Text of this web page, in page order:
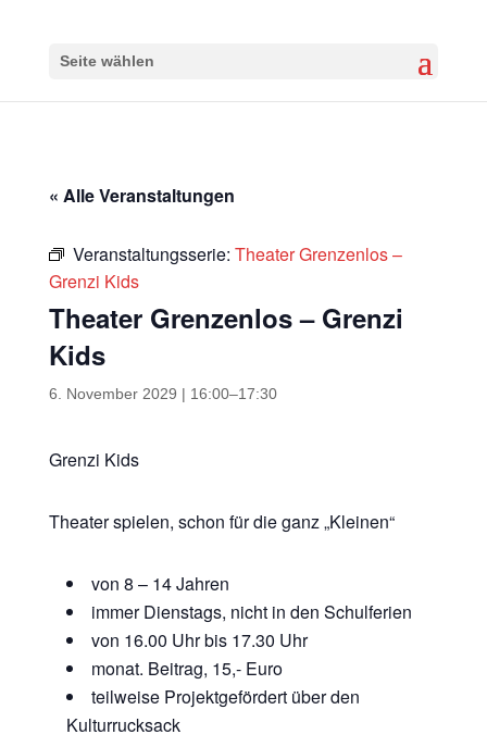
Seite wählen
« Alle Veranstaltungen
Veranstaltungsserie: Theater Grenzenlos –
Grenzi Kids
Theater Grenzenlos – Grenzi
Kids
6. November 2029 | 16:00–17:30
Grenzi Kids
Theater spielen, schon für die ganz „Kleinen“
von 8 – 14 Jahren
immer Dienstags, nicht in den Schulferien
von 16.00 Uhr bis 17.30 Uhr
monat. Beitrag, 15,- Euro
teilweise Projektgefördert über den
Kulturrucksack